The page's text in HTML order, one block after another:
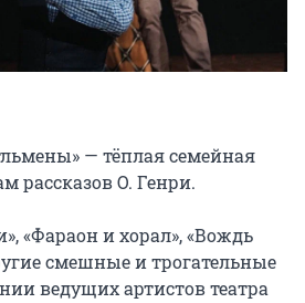
— тёплая семейная
рассказов О. Генри.
«Фараон и хорал», «Вождь
смешные и трогательные
ведущих артистов театра